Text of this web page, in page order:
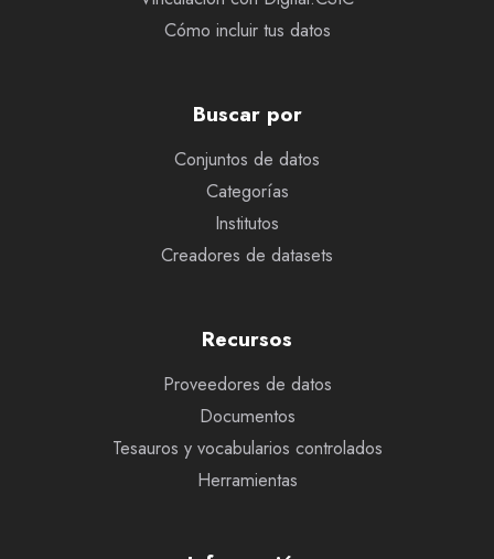
Cómo incluir tus datos
Buscar por
Conjuntos de datos
Categorías
Institutos
Creadores de datasets
Recursos
Proveedores de datos
Documentos
Tesauros y vocabularios controlados
Herramientas